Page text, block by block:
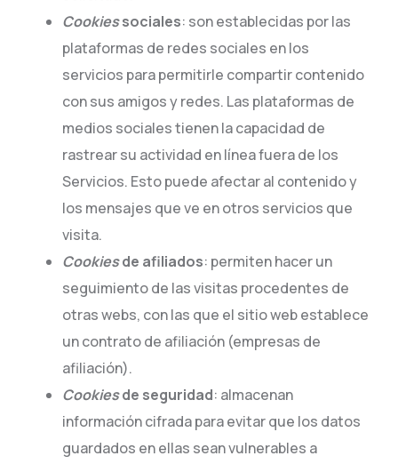
Cookiessociales: son establecidas por las
plataformas de redes sociales en los
servicios para permitirle compartir contenido
con sus amigos y redes. Las plataformas de
medios sociales tienen la capacidad de
rastrear su actividad en línea fuera de los
Servicios. Esto puede afectar al contenido y
los mensajes que ve en otros servicios que
visita.
Cookiesde afiliados: permiten hacer un
seguimiento de las visitas procedentes de
otras webs, con las que el sitio web establece
un contrato de afiliación (empresas de
afiliación).
Cookiesde seguridad: almacenan
información cifrada para evitar que los datos
guardados en ellas sean vulnerables a